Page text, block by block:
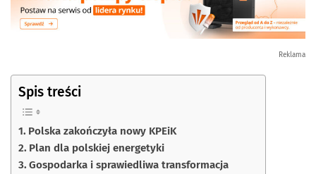
Reklama
Spis treści
Polska zakończyła nowy KPEiK
Plan dla polskiej energetyki
Gospodarka i sprawiedliwa transformacja